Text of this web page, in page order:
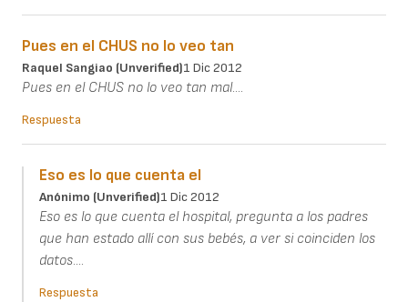
Pues en el CHUS no lo veo tan
Raquel Sangiao (unverified)1 Dic 2012
Pues en el CHUS no lo veo tan mal....
Respuesta
Eso es lo que cuenta el
Anónimo (unverified)1 Dic 2012
Eso es lo que cuenta el hospital, pregunta a los padres
que han estado allí con sus bebés, a ver si coinciden los
datos....
Respuesta